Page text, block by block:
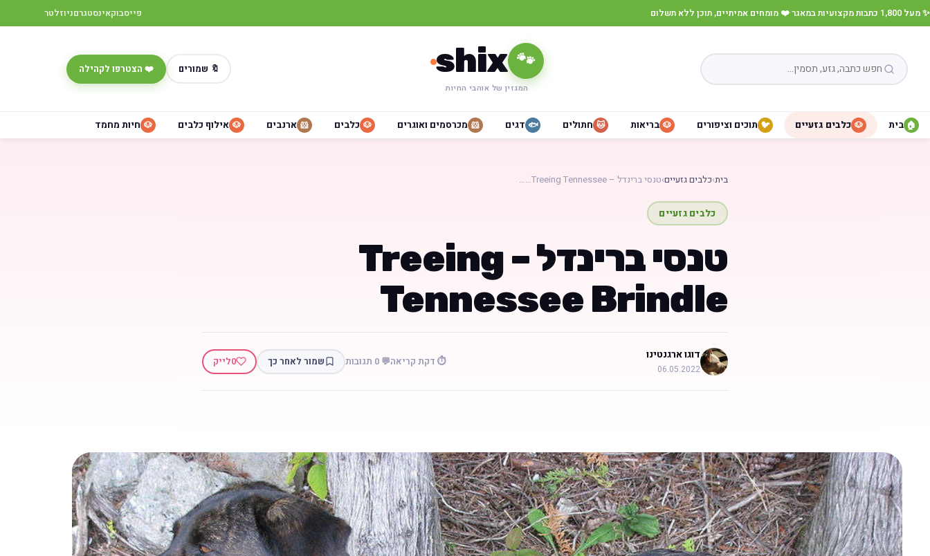
✨ מעל 1,800 כתבות מקצועיות במאגר ·❤️ מומחים אמיתיים, תוכן ללא תשלום פייסבוקאינסטגרםניוזלטר
🐾
shix
המגזין של אוהבי החיות
🔖 שמורים ❤️ הצטרפו לקהילה
🏠 בית 🐶 כלבים גזעיים 🐦 תוכים וציפורים 🐶 בריאות 🐱 חתולים 🐟 דגים 🐹 מכרסמים ואוגרים 🐶 כלבים 🐹 ארנבים 🐶 אילוף כלבים 🐶 חיות מחמד
בית›כלבים גזעיים›טנסי ברינדל – Treeing Tennessee……
כלבים גזעיים
טנסי ברינדל – Treeing
Tennessee Brindle
דוגו ארגנטינו
06.05.2022
⏱️ דקת קריאה💬 0 תגובות שמור לאחר כך 0לייק